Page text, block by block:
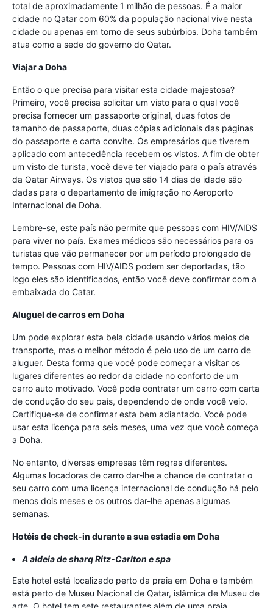
total de aproximadamente 1 milhão de pessoas. É a maior
cidade no Qatar com 60% da população nacional vive nesta
cidade ou apenas em torno de seus subúrbios. Doha também
atua como a sede do governo do Qatar.
Viajar a Doha
Então o que precisa para visitar esta cidade majestosa?
Primeiro, você precisa solicitar um visto para o qual você
precisa fornecer um passaporte original, duas fotos de
tamanho de passaporte, duas cópias adicionais das páginas
do passaporte e carta convite. Os empresários que tiverem
aplicado com antecedência recebem os vistos. A fim de obter
um visto de turista, você deve ter viajado para o país através
da Qatar Airways. Os vistos que são 14 dias de idade são
dadas para o departamento de imigração no Aeroporto
Internacional de Doha.
Lembre-se, este país não permite que pessoas com HIV/AIDS
para viver no país. Exames médicos são necessários para os
turistas que vão permanecer por um período prolongado de
tempo. Pessoas com HIV/AIDS podem ser deportadas, tão
logo eles são identificados, então você deve confirmar com a
embaixada do Catar.
Aluguel de carros em Doha
Um pode explorar esta bela cidade usando vários meios de
transporte, mas o melhor método é pelo uso de um carro de
aluguer. Desta forma que você pode começar a visitar os
lugares diferentes ao redor da cidade no conforto de um
carro auto motivado. Você pode contratar um carro com carta
de condução do seu país, dependendo de onde você veio.
Certifique-se de confirmar esta bem adiantado. Você pode
usar esta licença para seis meses, uma vez que você começa
a Doha.
No entanto, diversas empresas têm regras diferentes.
Algumas locadoras de carro dar-lhe a chance de contratar o
seu carro com uma licença internacional de condução há pelo
menos dois meses e os outros dar-lhe apenas algumas
semanas.
Hotéis de check-in durante a sua estadia em Doha
A aldeia de sharq Ritz-Carlton e spa
Este hotel está localizado perto da praia em Doha e também
está perto de Museu Nacional de Qatar, islâmica de Museu de
arte. O hotel tem sete restaurantes além de uma praia